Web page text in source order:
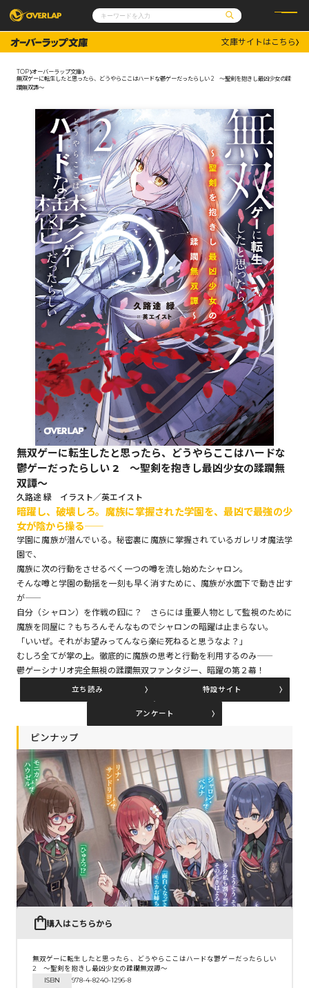
コミックガルド
コミッククリエ
LiQulle
ノベルス
ノベルスf
ポケットモンスター
アニメ
ゲーム
オーバーラップ広報室
企業
会社概要
採用情報
アクセス
オーバーラップホールディングス
お問い合わせはこちら
オーバーラップ文庫
オーバーラップノベルス
オーバーラップノベルスf
ロサージュノベルス
コミックガルド
コミッククリエ
コミックエッセイ
閉じる
文庫サイトはこちら
TOP オーバーラップ文庫
無双ゲーに転生したと思ったら、どうやらここはハードな鬱ゲーだったらしい 2 ～聖剣を抱きし最凶少女の蹂
躙無双譚～
無双ゲーに転生したと思ったら、どうやらここはハードな
鬱ゲーだったらしい 2 ～聖剣を抱きし最凶少女の蹂躙無
双譚～
久路途 緑 イラスト／英エイスト
暗躍し、破壊しろ。魔族に掌握された学園を、最凶で最強の少
女が陰から操る――
学園に魔族が潜んでいる。秘密裏に魔族に掌握されているガレリオ魔法学
園で、
魔族に次の行動をさせるべく一つの噂を流し始めたシャロン。
そんな噂と学園の動揺を一刻も早く消すために、魔族が水面下で動き出す
が――
自分（シャロン）を作戦の囮に？ さらには重要人物として監視のために
魔族を同屋に？もちろんそんなものでシャロンの暗躍は止まらない。
「いいぜ。それがお望みってんなら――楽に死ねると思うなよ？」
むしろ全てが掌の上。徹底的に魔族の思考と行動を利用するのみ――
鬱ゲーシナリオ完全無視の蹂躙無双ファンタジー、暗躍の第２幕！
立ち読み 特設サイト
アンケート
ピンナップ
購入はこちらから
無双ゲーに転生したと思ったら、どうやらここはハードな鬱ゲーだったらしい
2 ～聖剣を抱きし最凶少女の蹂躙無双譚～
ISBN
978-4-8240-1296-8